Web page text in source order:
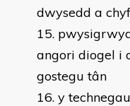
dwysedd a
angori diogel i
gostegu tân
y